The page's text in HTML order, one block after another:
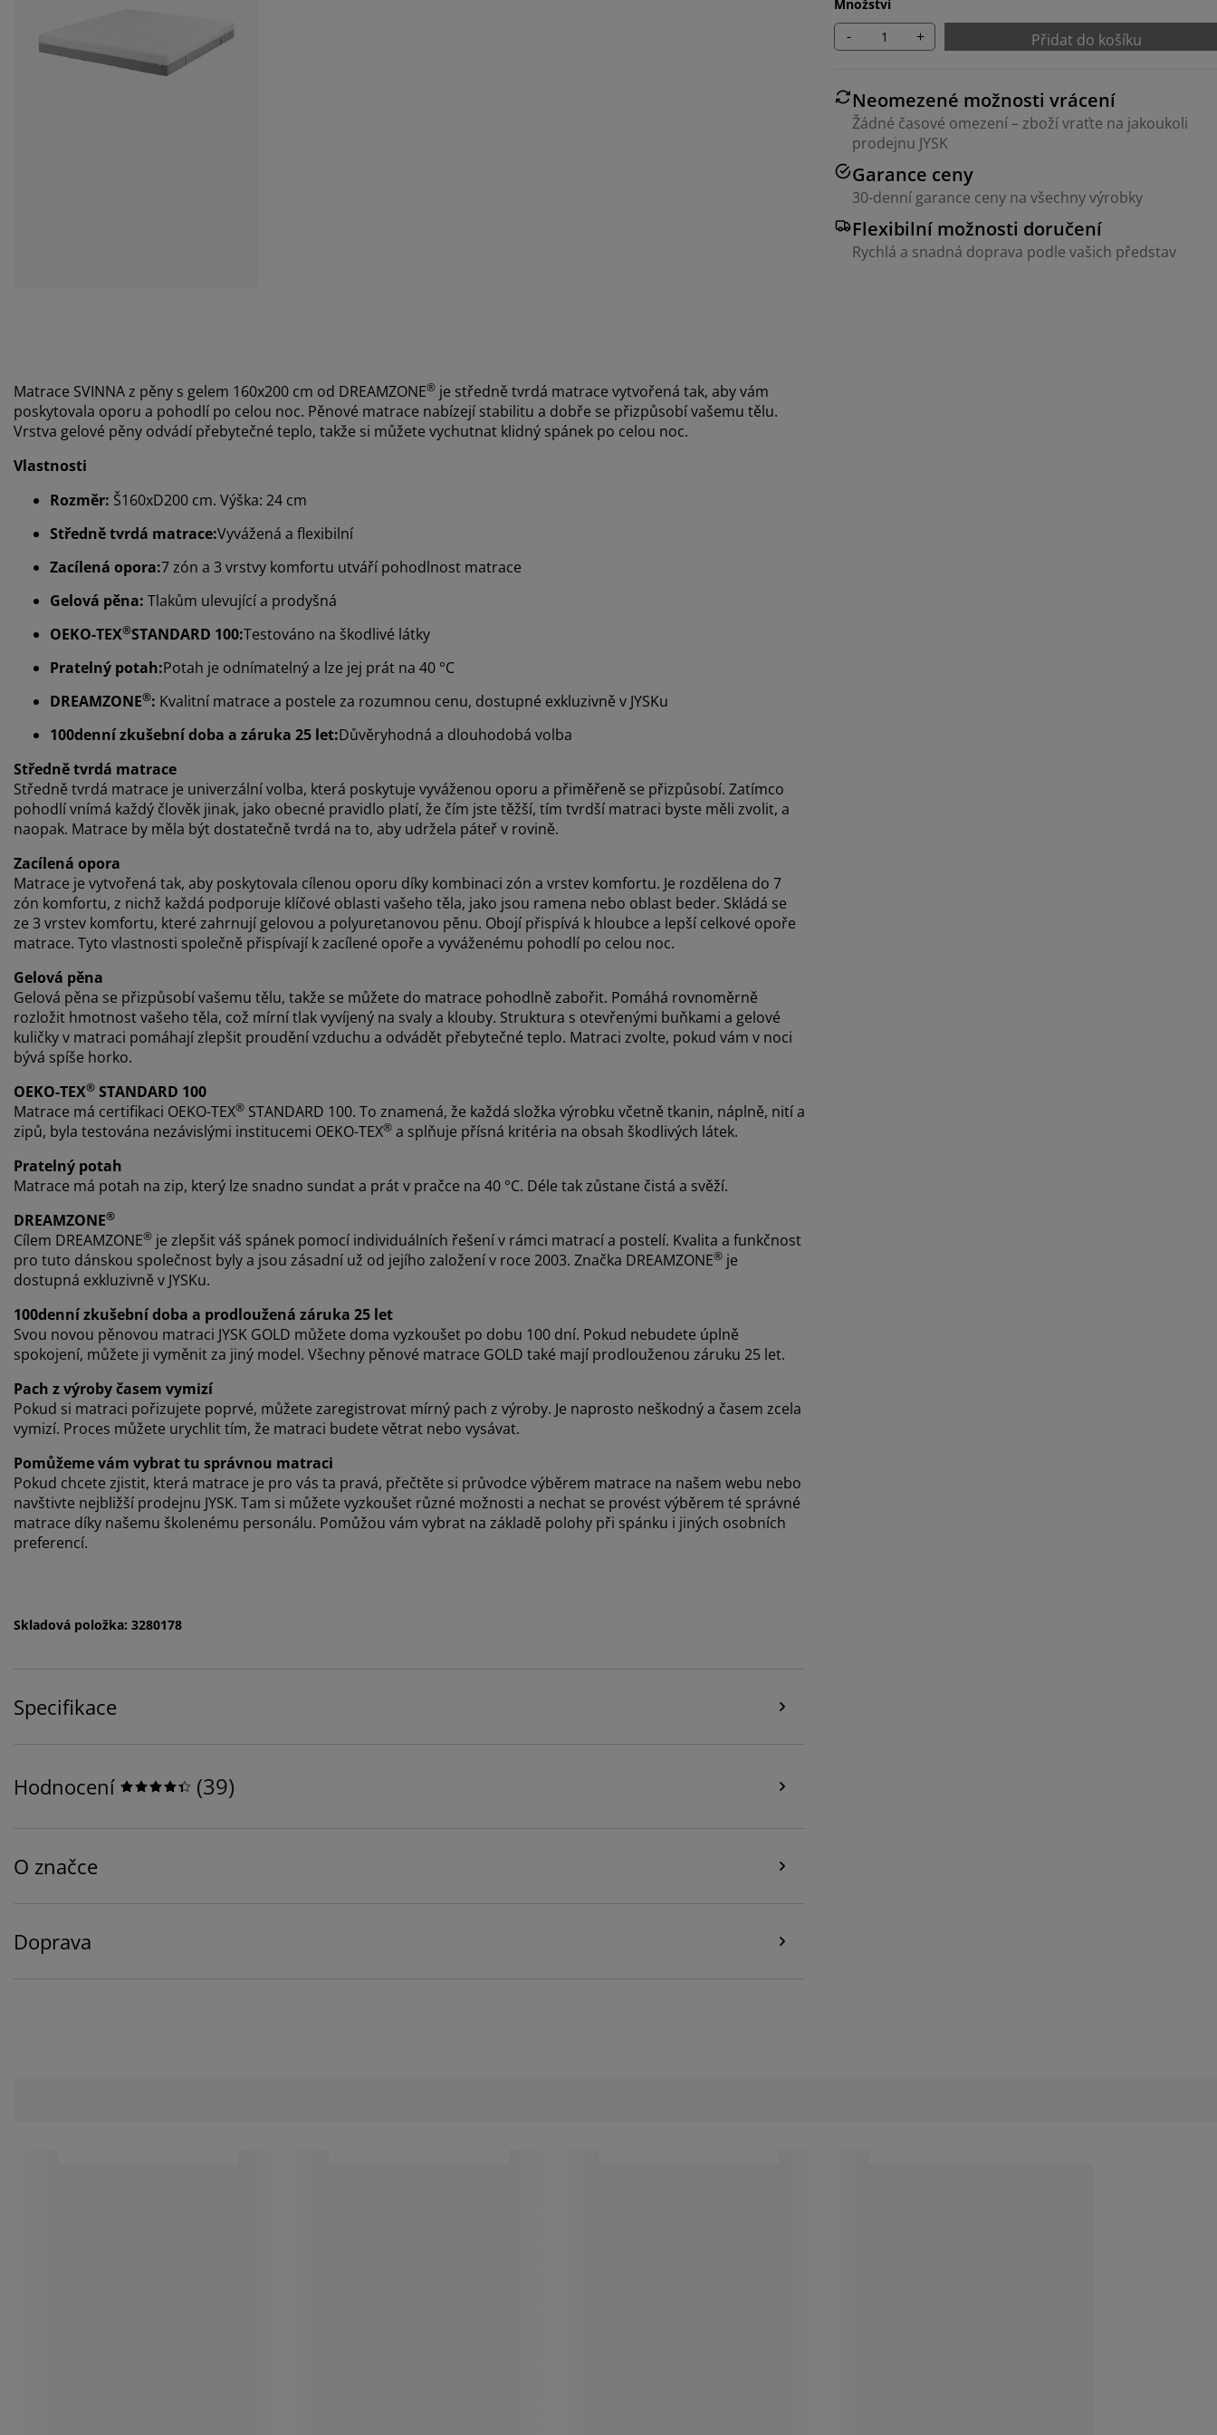
Množství
- + Přidat do košíku
Neomezené možnosti vrácení
Žádné časové omezení – zboží vraťte na jakoukoli
prodejnu JYSK
Garance ceny
30-denní garance ceny na všechny výrobky
Flexibilní možnosti doručení
Rychlá a snadná doprava podle vašich představ
Matrace SVINNA z pěny s gelem 160x200 cm od DREAMZONE® je středně tvrdá matrace vytvořená tak, aby vám
poskytovala oporu a pohodlí po celou noc. Pěnové matrace nabízejí stabilitu a dobře se přizpůsobí vašemu tělu.
Vrstva gelové pěny odvádí přebytečné teplo, takže si můžete vychutnat klidný spánek po celou noc.
Vlastnosti
Rozměr: Š160xD200 cm. Výška: 24 cm
Středně tvrdá matrace:Vyvážená a flexibilní
Zacílená opora:7 zón a 3 vrstvy komfortu utváří pohodlnost matrace
Gelová pěna: Tlakům ulevující a prodyšná
OEKO-TEX®STANDARD 100:Testováno na škodlivé látky
Pratelný potah:Potah je odnímatelný a lze jej prát na 40 °C
DREAMZONE®: Kvalitní matrace a postele za rozumnou cenu, dostupné exkluzivně v JYSKu
100denní zkušební doba a záruka 25 let:Důvěryhodná a dlouhodobá volba
Středně tvrdá matrace
Středně tvrdá matrace je univerzální volba, která poskytuje vyváženou oporu a přiměřeně se přizpůsobí. Zatímco
pohodlí vnímá každý člověk jinak, jako obecné pravidlo platí, že čím jste těžší, tím tvrdší matraci byste měli zvolit, a
naopak. Matrace by měla být dostatečně tvrdá na to, aby udržela páteř v rovině.
Zacílená opora
Matrace je vytvořená tak, aby poskytovala cílenou oporu díky kombinaci zón a vrstev komfortu. Je rozdělena do 7
zón komfortu, z nichž každá podporuje klíčové oblasti vašeho těla, jako jsou ramena nebo oblast beder. Skládá se
ze 3 vrstev komfortu, které zahrnují gelovou a polyuretanovou pěnu. Obojí přispívá k hloubce a lepší celkové opoře
matrace. Tyto vlastnosti společně přispívají k zacílené opoře a vyváženému pohodlí po celou noc.
Gelová pěna
Gelová pěna se přizpůsobí vašemu tělu, takže se můžete do matrace pohodlně zabořit. Pomáhá rovnoměrně
rozložit hmotnost vašeho těla, což mírní tlak vyvíjený na svaly a klouby. Struktura s otevřenými buňkami a gelové
kuličky v matraci pomáhají zlepšit proudění vzduchu a odvádět přebytečné teplo. Matraci zvolte, pokud vám v noci
bývá spíše horko.
OEKO-TEX® STANDARD 100
Matrace má certifikaci OEKO-TEX® STANDARD 100. To znamená, že každá složka výrobku včetně tkanin, náplně, nití a
zipů, byla testována nezávislými institucemi OEKO-TEX® a splňuje přísná kritéria na obsah škodlivých látek.
Pratelný potah
Matrace má potah na zip, který lze snadno sundat a prát v pračce na 40 °C. Déle tak zůstane čistá a svěží.
DREAMZONE®
Cílem DREAMZONE® je zlepšit váš spánek pomocí individuálních řešení v rámci matrací a postelí. Kvalita a funkčnost
pro tuto dánskou společnost byly a jsou zásadní už od jejího založení v roce 2003. Značka DREAMZONE® je
dostupná exkluzivně v JYSKu.
100denní zkušební doba a prodloužená záruka 25 let
Svou novou pěnovou matraci JYSK GOLD můžete doma vyzkoušet po dobu 100 dní. Pokud nebudete úplně
spokojení, můžete ji vyměnit za jiný model. Všechny pěnové matrace GOLD také mají prodlouženou záruku 25 let.
Pach z výroby časem vymizí
Pokud si matraci pořizujete poprvé, můžete zaregistrovat mírný pach z výroby. Je naprosto neškodný a časem zcela
vymizí. Proces můžete urychlit tím, že matraci budete větrat nebo vysávat.
Pomůžeme vám vybrat tu správnou matraci
Pokud chcete zjistit, která matrace je pro vás ta pravá, přečtěte si průvodce výběrem matrace na našem webu nebo
navštivte nejbližší prodejnu JYSK. Tam si můžete vyzkoušet různé možnosti a nechat se provést výběrem té správné
matrace díky našemu školenému personálu. Pomůžou vám vybrat na základě polohy při spánku i jiných osobních
preferencí.
Skladová položka: 3280178
Specifikace
Hodnocení (39)
O značce
Doprava